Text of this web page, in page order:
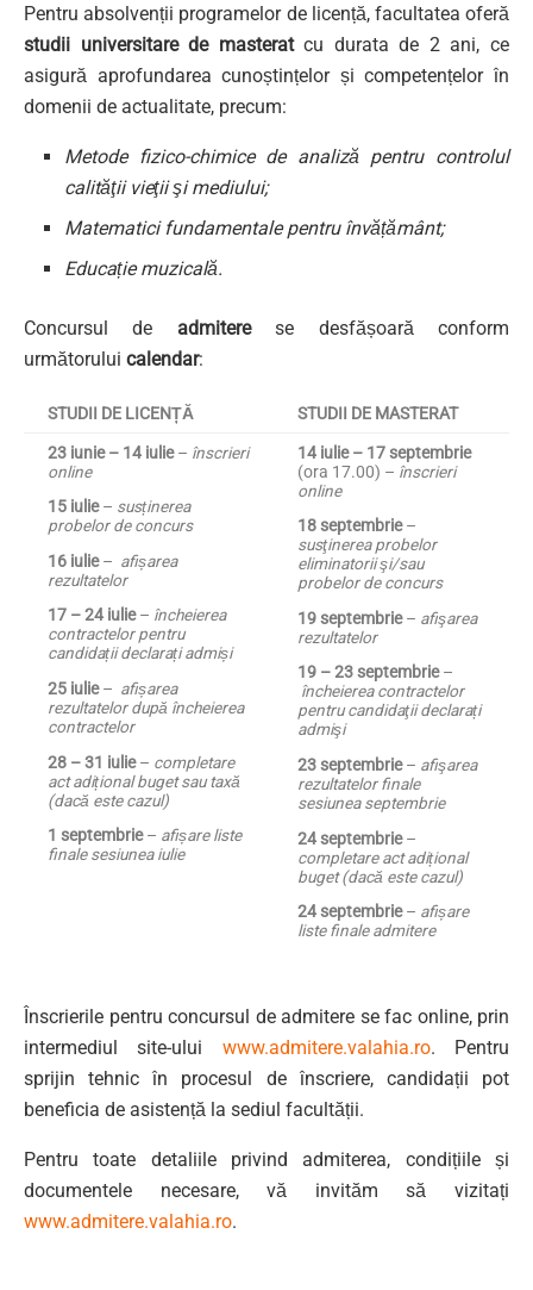
Pentru absolvenții programelor de licență, facultatea oferă
studii universitare de masteratcu durata de 2 ani, ce
asigură aprofundarea cunoștințelor și competențelor în
domenii de actualitate, precum:
Metode fizico-chimice de analiză pentru controlul
calităţii vieţii şi mediului;
Matematici fundamentale pentru învățământ;
Educație muzicală.
Concursul de admiterese desfășoară conform
următorului calendar:
STUDII DE LICENȚĂ STUDII DE MASTERAT
23 iunie – 14 iulie– înscrieri
online
15 iulie– susținerea
probelor de concurs
16 iulie– afișarea
rezultatelor
17 – 24 iulie– încheierea
contractelor pentru
candidații declarați admiși
25 iulie– afișarea
rezultatelor după încheierea
contractelor
28 – 31 iulie– completare
act adițional buget sau taxă
(dacă este cazul)
1 septembrie– afișare liste
finale sesiunea iulie
14 iulie – 17 septembrie
(ora 17.00) – înscrieri
online
18 septembrie–
susţinerea probelor
eliminatorii şi/sau
probelor de concurs
19 septembrie– afişarea
rezultatelor
19 – 23 septembrie–
încheierea contractelor
pentru candidaţii declarați
admişi
23 septembrie– afişarea
rezultatelor finale
sesiunea septembrie
24 septembrie–
completare act adițional
buget (dacă este cazul)
24 septembrie– afișare
liste finale admitere
Înscrierile pentru concursul de admitere se fac online, prin
intermediul site-ului www.admitere.valahia.ro. Pentru
sprijin tehnic în procesul de înscriere, candidații pot
beneficia de asistență la sediul facultății.
Pentru toate detaliile privind admiterea, condițiile și
documentele necesare, vă invităm să vizitați
www.admitere.valahia.ro.